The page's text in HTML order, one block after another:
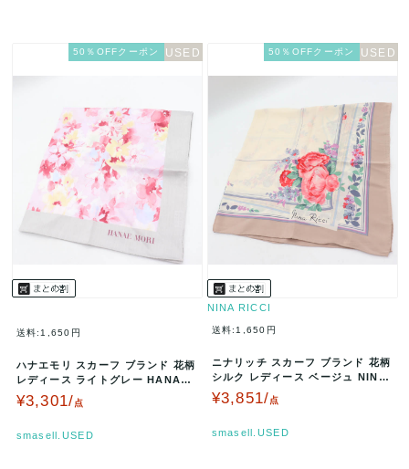
50％OFFクーポン
送料:1,650円
ハナエモリ スカーフ ブランド 花柄
レディース ライトグレー HANAE
MORI 森英恵 【中古…
¥3,301/点
smasell.USED
50％OFFクーポン
NINA RICCI
送料:1,650円
ニナリッチ スカーフ ブランド 花柄
シルク レディース ベージュ NINA
RICCI 【中古】
¥3,851/点
smasell.USED